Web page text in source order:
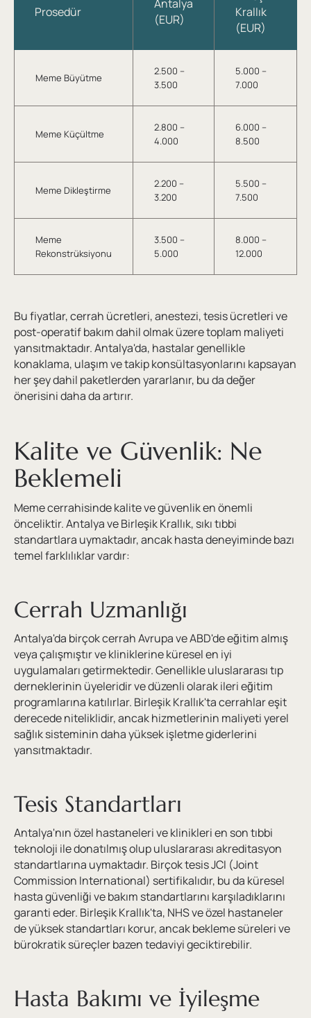
Prosedür
Antalya
(EUR)
Krallık
(EUR)
Meme Büyütme
2.500 –
3.500
5.000 –
7.000
Meme Küçültme
2.800 –
4.000
6.000 –
8.500
Meme Dikleştirme
2.200 –
3.200
5.500 –
7.500
Meme
Rekonstrüksiyonu
3.500 –
5.000
8.000 –
12.000
Bu fiyatlar, cerrah ücretleri, anestezi, tesis ücretleri ve
post-operatif bakım dahil olmak üzere toplam maliyeti
yansıtmaktadır. Antalya'da, hastalar genellikle
konaklama, ulaşım ve takip konsültasyonlarını kapsayan
her şey dahil paketlerden yararlanır, bu da değer
önerisini daha da artırır.
Kalite ve Güvenlik: Ne
Beklemeli
Meme cerrahisinde kalite ve güvenlik en önemli
önceliktir. Antalya ve Birleşik Krallık, sıkı tıbbi
standartlara uymaktadır, ancak hasta deneyiminde bazı
temel farklılıklar vardır:
Cerrah Uzmanlığı
Antalya'da birçok cerrah Avrupa ve ABD'de eğitim almış
veya çalışmıştır ve kliniklerine küresel en iyi
uygulamaları getirmektedir. Genellikle uluslararası tıp
derneklerinin üyeleridir ve düzenli olarak ileri eğitim
programlarına katılırlar. Birleşik Krallık'ta cerrahlar eşit
derecede niteliklidir, ancak hizmetlerinin maliyeti yerel
sağlık sisteminin daha yüksek işletme giderlerini
yansıtmaktadır.
Tesis Standartları
Antalya'nın özel hastaneleri ve klinikleri en son tıbbi
teknoloji ile donatılmış olup uluslararası akreditasyon
standartlarına uymaktadır. Birçok tesis JCI (Joint
Commission International) sertifikalıdır, bu da küresel
hasta güvenliği ve bakım standartlarını karşıladıklarını
garanti eder. Birleşik Krallık'ta, NHS ve özel hastaneler
de yüksek standartları korur, ancak bekleme süreleri ve
bürokratik süreçler bazen tedaviyi geciktirebilir.
Hasta Bakımı ve İyileşme